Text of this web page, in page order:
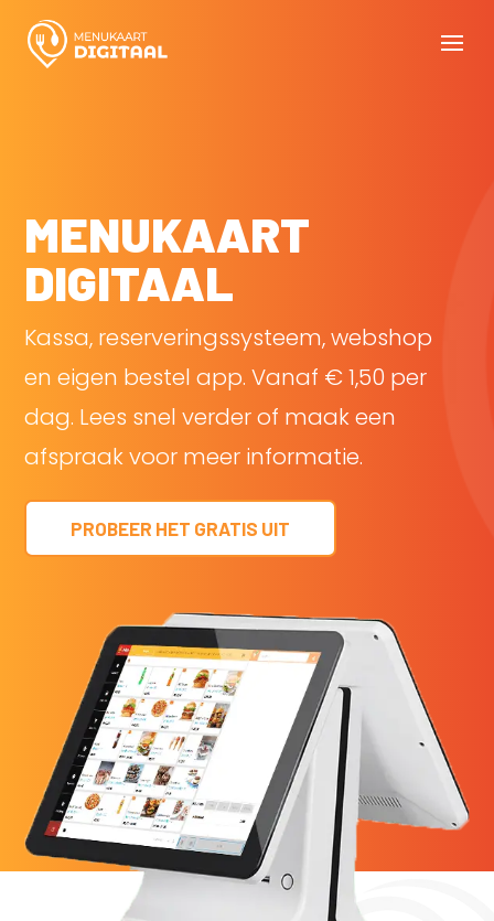
MENUKAART
DIGITAAL
Kassa, reserveringssysteem, webshop
en eigen bestel app. Vanaf € 1,50 per
dag. Lees snel verder of maak een
afspraak voor meer informatie.
PROBEER HET GRATIS UIT